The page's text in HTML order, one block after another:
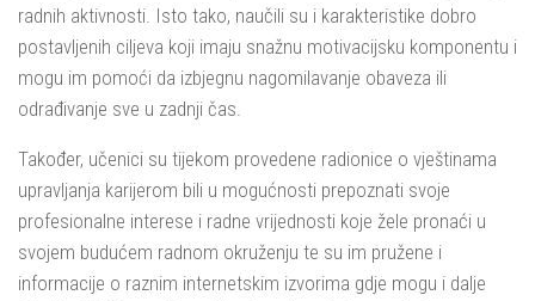
radnih aktivnosti. Isto tako, naučili su i karakteristike dobro
postavljenih ciljeva koji imaju snažnu motivacijsku komponentu i
mogu im pomoći da izbjegnu nagomilavanje obaveza ili
odrađivanje sve u zadnji čas.
Također, učenici su tijekom provedene radionice o vještinama
upravljanja karijerom bili u mogućnosti prepoznati svoje
profesionalne interese i radne vrijednosti koje žele pronaći u
svojem budućem radnom okruženju te su im pružene i
informacije o raznim internetskim izvorima gdje mogu i dalje